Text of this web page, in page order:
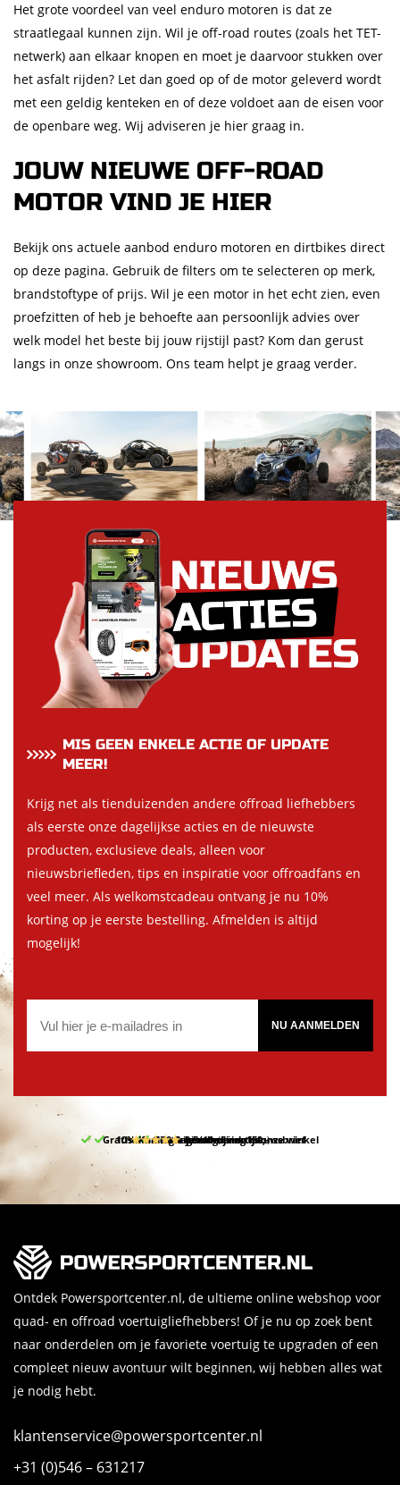
Het grote voordeel van veel enduro motoren is dat ze
straatlegaal kunnen zijn. Wil je off-road routes (zoals het TET-
netwerk) aan elkaar knopen en moet je daarvoor stukken over
het asfalt rijden? Let dan goed op of de motor geleverd wordt
met een geldig kenteken en of deze voldoet aan de eisen voor
de openbare weg. Wij adviseren je hier graag in.
JOUW NIEUWE OFF-ROAD
MOTOR VIND JE HIER
Bekijk ons actuele aanbod enduro motoren en dirtbikes direct
op deze pagina. Gebruik de filters om te selecteren op merk,
brandstoftype of prijs. Wil je een motor in het echt zien, even
proefzitten of heb je behoefte aan persoonlijk advies over
welk model het beste bij jouw rijstijl past? Kom dan gerust
langs in onze showroom. Ons team helpt je graag verder.
MIS GEEN ENKELE ACTIE OF UPDATE
MEER!
Krijg net als tienduizenden andere offroad liefhebbers
als eerste onze dagelijkse acties en de nieuwste
producten, exclusieve deals, alleen voor
nieuwsbriefleden, tips en inspiratie voor offroadfans en
veel meer. Als welkomstcadeau ontvang je nu 10%
korting op je eerste bestelling. Afmelden is altijd
mogelijk!
NU AANMELDEN
Gratis afhalen & retourneren in onze winkel
Gratis bezorgd v.a. 150,-
30 dagen bedenktijd
10% korting bij inschrijving nieuwsbrief
9.5/10 (65 reviews)
Ontdek Powersportcenter.nl, de ultieme online webshop voor
quad- en offroad voertuigliefhebbers! Of je nu op zoek bent
naar onderdelen om je favoriete voertuig te upgraden of een
compleet nieuw avontuur wilt beginnen, wij hebben alles wat
je nodig hebt.
klantenservice@powersportcenter.nl
+31 (0)546 – 631217